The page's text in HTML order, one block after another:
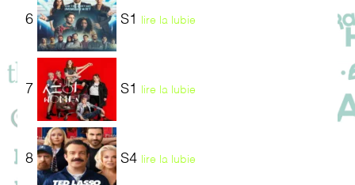
6 S1 lire la lubie
7 S1 lire la lubie
8 S4 lire la lubie